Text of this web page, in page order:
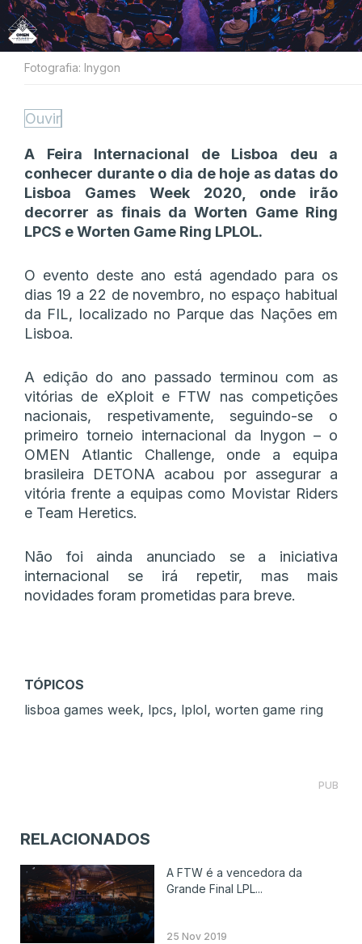
Fotografia: Inygon
Ouvir
A Feira Internacional de Lisboa deu a
conhecer durante o dia de hoje as datas do
Lisboa Games Week 2020, onde irão
decorrer as finais da Worten Game Ring
LPCS e Worten Game Ring LPLOL.
O evento deste ano está agendado para os
dias 19 a 22 de novembro, no espaço habitual
da FIL, localizado no Parque das Nações em
Lisboa.
A edição do ano passado terminou com as
vitórias de eXploit e FTW nas competições
nacionais, respetivamente, seguindo-se o
primeiro torneio internacional da Inygon – o
OMEN Atlantic Challenge, onde a equipa
brasileira DETONA acabou por assegurar a
vitória frente a equipas como Movistar Riders
e Team Heretics.
Não foi ainda anunciado se a iniciativa
internacional se irá repetir, mas mais
novidades foram prometidas para breve.
TÓPICOS
lisboa games week, lpcs, lplol, worten game ring
PUB
RELACIONADOS
A FTW é a vencedora da
Grande Final LPL...
25 Nov 2019